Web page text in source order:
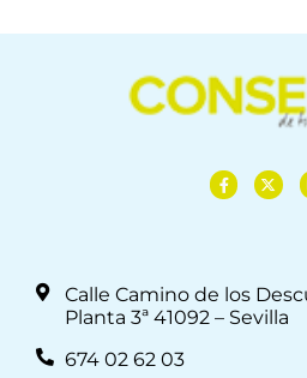
Calle Camino de los
Planta 3ª 41092 – Sevilla
674 02 62 03